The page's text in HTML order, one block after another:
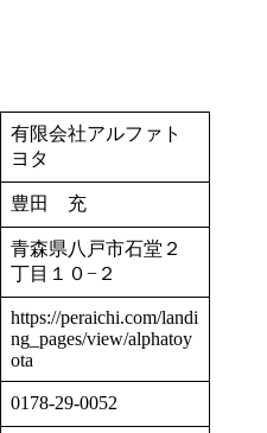
有限会社アルファト
ヨタ
豊田 充
青森県八戸市石堂２
丁目１０−２
https://peraichi.com/landi
ng_pages/view/alphatoy
ota
0178-29-0052